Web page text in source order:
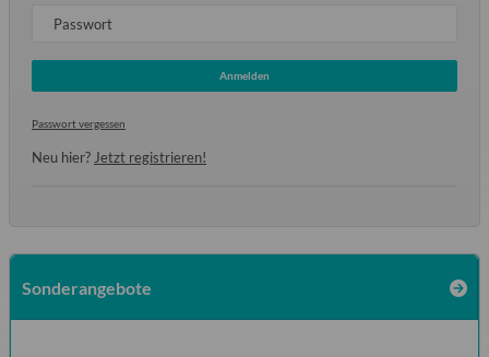
Passwort
Anmelden
Passwort vergessen
Neu hier? Jetzt registrieren!
Sonderangebote